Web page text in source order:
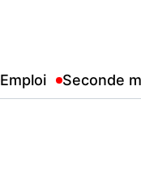
Emploi Seconde